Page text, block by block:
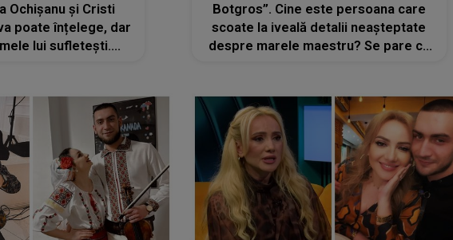
Ochișanu și Cristi
poate înțelege, dar
lui sufletești.
Botgros”. Cine este persoana care
scoate la iveală detalii neașteptate
despre marele maestru? Se pare că
inclus anual în topurile unei
cunoscute reviste